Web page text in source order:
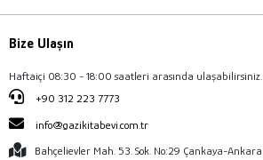
Bize Ulaşın
Haftaiçi 08:30 - 18:00 saatleri arasında ulaşabilirsiniz.
+90 312 223 7773
info@gazikitabevi.com.tr
Bahçelievler Mah. 53. Sok. No:29 Çankaya-Ankara